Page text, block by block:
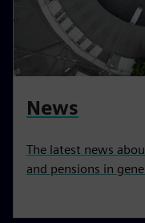
News
The latest news
and pensions in